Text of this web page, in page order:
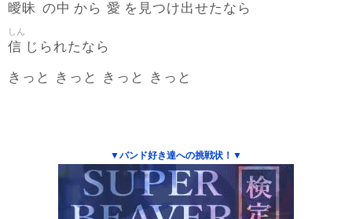
曖昧 の中 から 愛 を 見つけ出せたなら
信
しん
じられたなら
きっと きっと きっと きっと
▼バンド好き達への挑戦状！▼